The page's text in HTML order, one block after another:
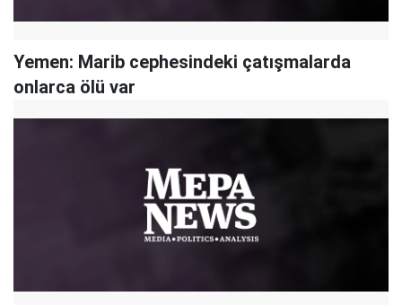
Yemen: Marib cephesindeki çatışmalarda
onlarca ölü var